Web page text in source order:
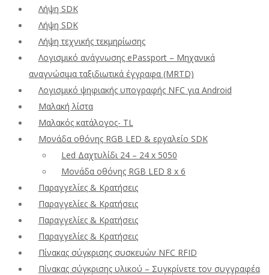
Λήψη SDK
Λήψη SDK
Λήψη τεχνικής τεκμηρίωσης
Λογισμικό ανάγνωσης ePassport – Μηχανικά
αναγνώσιμα ταξιδιωτικά έγγραφα (MRTD)
Λογισμικό ψηφιακής υπογραφής NFC για Android
Μαλακή λίστα
Μαλακός κατάλογος- TL
Μονάδα οθόνης RGB LED & εργαλείο SDK
Led Δαχτυλίδι 24 – 24 x 5050
Μονάδα οθόνης RGB LED 8 x 6
Παραγγελίες & Κρατήσεις
Παραγγελίες & Κρατήσεις
Παραγγελίες & Κρατήσεις
Παραγγελίες & Κρατήσεις
Πίνακας σύγκρισης συσκευών NFC RFID
Πίνακας σύγκρισης υλικού – Συγκρίνετε τον συγγραφέα